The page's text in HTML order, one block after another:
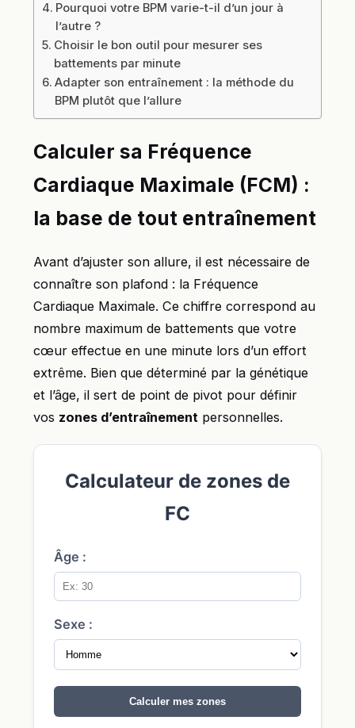
Pourquoi votre BPM varie-t-il d’un jour à
l’autre ?
Choisir le bon outil pour mesurer ses
battements par minute
Adapter son entraînement : la méthode du
BPM plutôt que l’allure
Calculer sa Fréquence
Cardiaque Maximale (FCM) :
la base de tout entraînement
Avant d’ajuster son allure, il est nécessaire de
connaître son plafond : la Fréquence
Cardiaque Maximale. Ce chiffre correspond au
nombre maximum de battements que votre
cœur effectue en une minute lors d’un effort
extrême. Bien que déterminé par la génétique
et l’âge, il sert de point de pivot pour définir
vos zones d’entraînement personnelles.
Calculateur de zones de
FC
Âge :
Sexe :
Calculer mes zones